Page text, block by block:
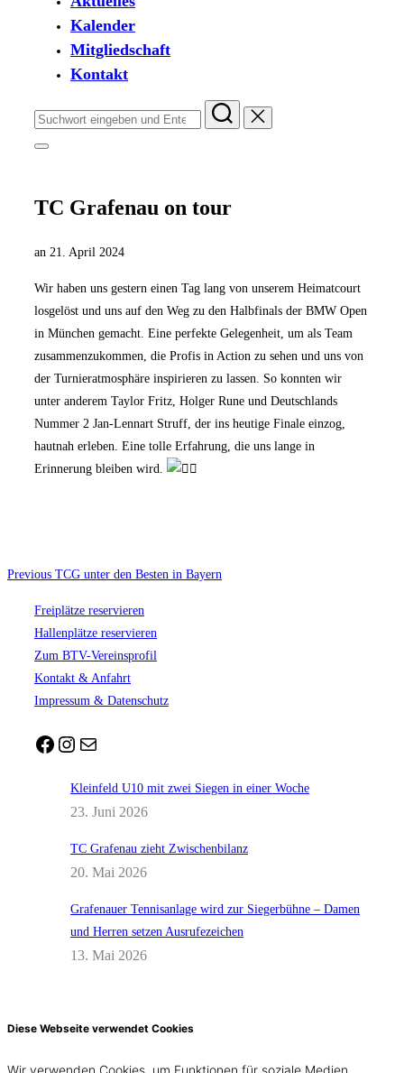
Kalender
Mitgliedschaft
Kontakt
Suchen
nach:
Seitenleiste
TC Grafenau on tour
an Veröffentlicht
21. April 2024
Wir haben uns gestern einen Tag lang von unserem Heimatcourt
losgelöst und uns auf den Weg zu den Halbfinals der BMW Open
in München gemacht. Eine perfekte Gelegenheit, um als Team
zusammenzukommen, die Profis in Action zu sehen und uns von
der Turnieratmosphäre inspirieren zu lassen. So konnten wir
unter anderem Taylor Fritz, Holger Rune und Deutschlands
Nummer 2 Jan-Lennart Struff, der ins heutige Finale einzog,
hautnah erleben. Eine tolle Erfahrung, die uns lange in
Erinnerung bleiben wird.
Beitragsnavigation
Previous
Previous TCG unter den Besten in Bayern
Freiplätze reservieren
Hallenplätze reservieren
Zum BTV-Vereinsprofil
Kontakt & Anfahrt
Impressum & Datenschutz
Facebook
Instagram
E-Mail
Kleinfeld U10 mit zwei Siegen in einer Woche
23. Juni 2026
TC Grafenau zieht Zwischenbilanz
20. Mai 2026
Grafenauer Tennisanlage wird zur Siegerbühne – Damen
und Herren setzen Ausrufezeichen
13. Mai 2026
Diese Webseite verwendet Cookies